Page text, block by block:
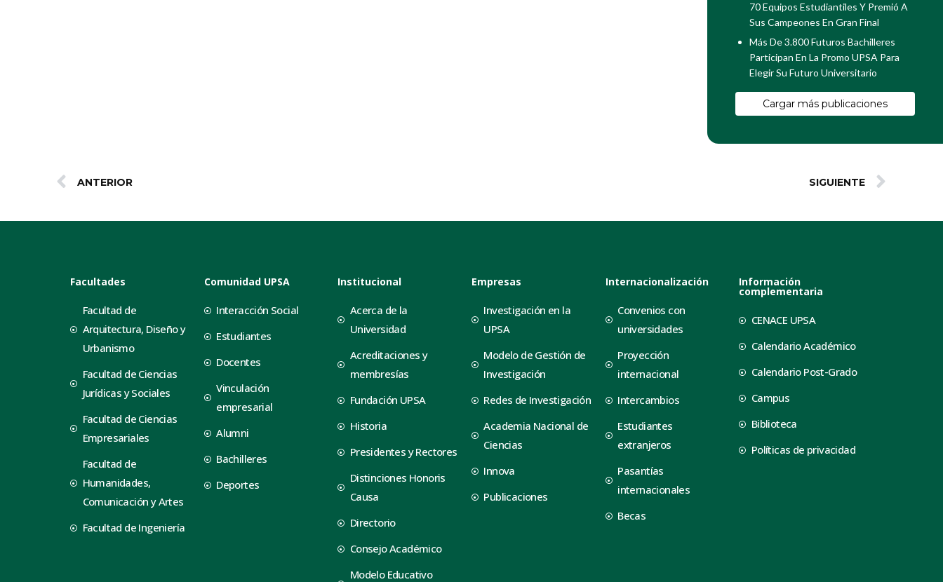
70 Equipos Estudiantiles Y Premió A
Sus Campeones En Gran Final
Más De 3.800 Futuros Bachilleres
Participan En La Promo UPSA Para
Elegir Su Futuro Universitario
Cargar más publicaciones
ANTERIOR SIGUIENTE
Facultades
Facultad de
Arquitectura, Diseño y
Urbanismo
Facultad de Ciencias
Jurídicas y Sociales
Facultad de Ciencias
Empresariales
Facultad de
Humanidades,
Comunicación y Artes
Facultad de Ingeniería
Comunidad UPSA
Interacción Social
Estudiantes
Docentes
Vinculación
empresarial
Alumni
Bachilleres
Deportes
Institucional
Acerca de la
Universidad
Acreditaciones y
membresías
Fundación UPSA
Historia
Presidentes y Rectores
Distinciones Honoris
Causa
Directorio
Consejo Académico
Modelo Educativo
Empresas
Investigación en la
UPSA
Modelo de Gestión de
Investigación
Redes de Investigación
Academia Nacional de
Ciencias
Innova
Publicaciones
Internacionalización
Convenios con
universidades
Proyección
internacional
Intercambios
Estudiantes
extranjeros
Pasantías
internacionales
Becas
Información
complementaria
CENACE UPSA
Calendario Académico
Calendario Post-Grado
Campus
Biblioteca
Políticas de privacidad